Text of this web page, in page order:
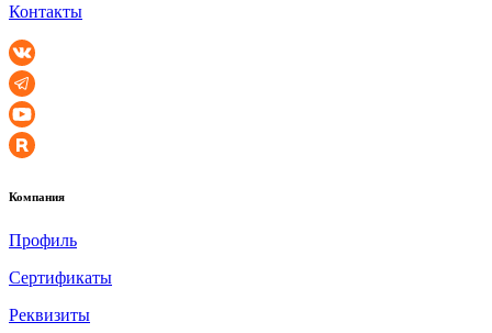
Контакты
Компания
Профиль
Сертификаты
Реквизиты